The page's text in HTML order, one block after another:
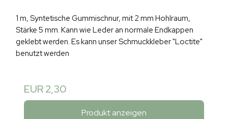
1 m, Syntetische Gummischnur, mit 2 mm Hohlraum,
Stärke 5 mm. Kann wie Leder an normale Endkappen
geklebt werden. Es kann unser Schmuckkleber "Loctite"
benutzt werden
EUR 2,30
Produkt anzeigen